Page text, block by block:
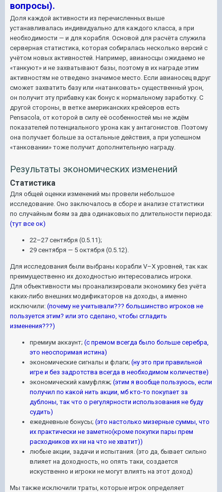
вопросы).
Доля каждой активности из перечисленных выше
устанавливалась индивидуально для каждого класса, а при
необходимости — и для корабля. Основой для расчёта служила
серверная статистика, которая собиралась несколько версий с
учётом новых активностей. Например, авианосцы ожидаемо не
«танкуют» и не захватывают базы, поэтому в их награде этим
активностям не отведено значимое место. Если авианосец вдруг
сможет захватить базу или «натанковать» существенный урон,
он получит эту прибавку как бонус к нормальному заработку. С
другой стороны, в ветке американских крейсеров есть
Pensacola, от которой в силу её особенностей мы не ждём
показателей потенциального урона как у антагонистов. Поэтому
она получает больше за остальные действия, а при успешном
«танковании» тоже получит дополнительную награду.
Результаты экономических изменений
Статистика
Для общей оценки изменений мы провели небольшое
исследование. Оно заключалось в сборе и анализе статистики
по случайным боям за два одинаковых по длительности периода:
(тут все ок)
22–27 сентября (0.5.11);
29 сентября — 5 октября (0.5.12).
Для исследования были выбраны корабли V–X уровней, так как
преимущественно их доходностью интересовались игроки.
Для объективности мы проанализировали экономику без учёта
каких-либо внешних модификаторов на доходы, а именно
исключили: (почему не учитывали??? большинство игроков не
пользуется этим? или это сделано, чтобы сгладить
изменения???)
премиум аккаунт; (с премом всегда было больше серебра,
это неоспоримая истина)
экономические сигналы и флаги; (ну это при правильной
игре и без задротства всегда в необходимом количестве)
экономический камуфляж; (этим я вообще пользуюсь, если
получил по какой нить акции, мб кто-то покупает за
дублоны, так что о регулярности использования не буду
судить)
ежедневные бонусы; (это настолько мизерные суммы, что
их практически не заметно(кроме покупки пары прем
расходников их ни на что не хватит))
любые акции, задачи и испытания. (это да, бывает сильно
влияет на доходность, но опять таки, создается
искуственно и игроки не могут влиять на этот доход)
Мы также исключили траты, которые игрок определяет